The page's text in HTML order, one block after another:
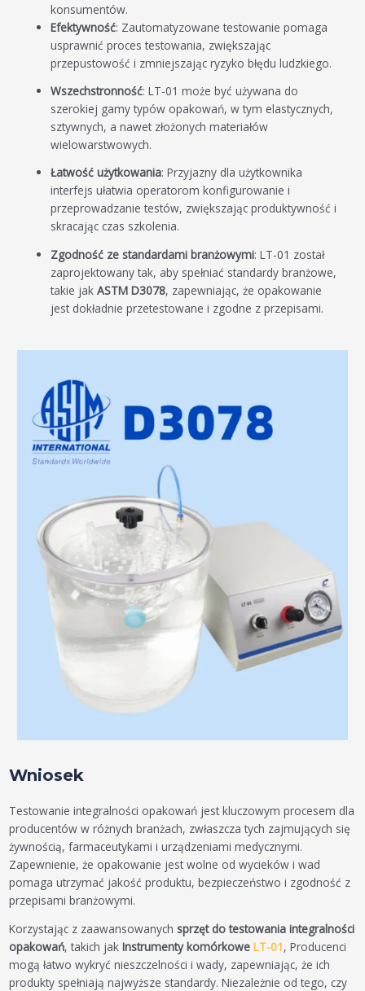
konsumentów.
Efektywność: Zautomatyzowane testowanie pomaga
usprawnić proces testowania, zwiększając
przepustowość i zmniejszając ryzyko błędu ludzkiego.
Wszechstronność: LT-01 może być używana do
szerokiej gamy typów opakowań, w tym elastycznych,
sztywnych, a nawet złożonych materiałów
wielowarstwowych.
Łatwość użytkowania: Przyjazny dla użytkownika
interfejs ułatwia operatorom konfigurowanie i
przeprowadzanie testów, zwiększając produktywność i
skracając czas szkolenia.
Zgodność ze standardami branżowymi: LT-01 został
zaprojektowany tak, aby spełniać standardy branżowe,
takie jakASTM D3078, zapewniając, że opakowanie
jest dokładnie przetestowane i zgodne z przepisami.
Wniosek
Testowanie integralności opakowań jest kluczowym procesem dla
producentów w różnych branżach, zwłaszcza tych zajmujących się
żywnością, farmaceutykami i urządzeniami medycznymi.
Zapewnienie, że opakowanie jest wolne od wycieków i wad
pomaga utrzymać jakość produktu, bezpieczeństwo i zgodność z
przepisami branżowymi.
Korzystając z zaawansowanych sprzęt do testowania integralności
opakowań, takich jak Instrumenty komórkowe LT-01, Producenci
mogą łatwo wykryć nieszczelności i wady, zapewniając, że ich
produkty spełniają najwyższe standardy. Niezależnie od tego, czy